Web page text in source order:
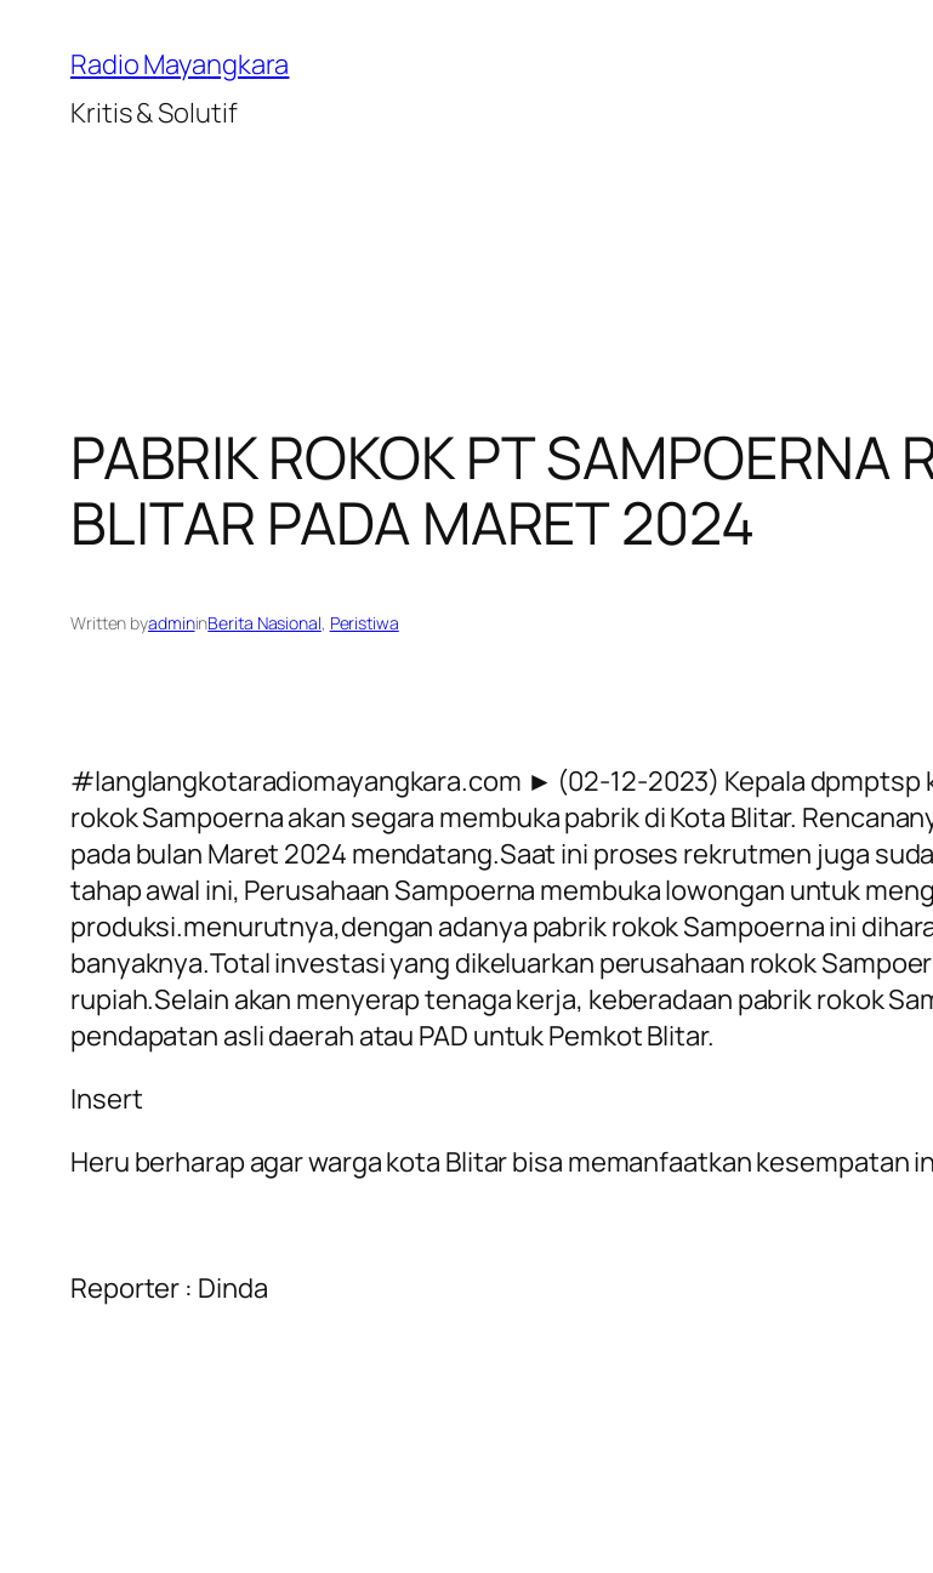
konten
Radio Mayangkara
Kritis & Solutif
PABRIK ROKOK PT SAMPOERNA
BLITAR PADA MARET 2024
Written byadmininBerita Nasional, Peristiwa
#langlangkotaradiomayangkara.com ► (02-12-2023) Kepala dpmptsp
rokok Sampoerna akan segara membuka pabrik di Kota Blitar.
pada bulan Maret 2024 mendatang.Saat ini proses rekrutmen juga
tahap awal ini, Perusahaan Sampoerna membuka lowongan untuk
produksi.menurutnya,dengan adanya pabrik rokok Sampoerna ini
banyaknya.Total investasi yang dikeluarkan perusahaan rokok
rupiah.Selain akan menyerap tenaga kerja, keberadaan pabrik rokok
pendapatan asli daerah atau PAD untuk Pemkot Blitar.
Insert
Heru berharap agar warga kota Blitar bisa memanfaatkan kesempatan
Reporter : Dinda